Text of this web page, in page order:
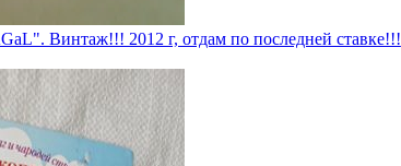
Винтаж!!! 2012 г, отдам по последней ставке!!!